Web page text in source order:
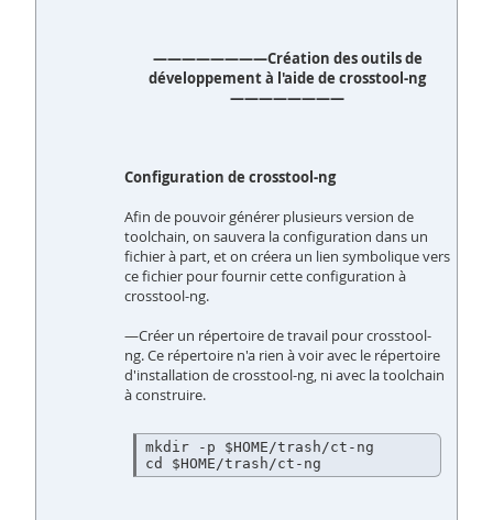
————————Création des outils de
développement à l'aide de crosstool-ng
————————
Configuration de crosstool-ng
Afin de pouvoir générer plusieurs version de
toolchain, on sauvera la configuration dans un
fichier à part, et on créera un lien symbolique vers
ce fichier pour fournir cette configuration à
crosstool-ng.
—Créer un répertoire de travail pour crosstool-
ng. Ce répertoire n'a rien à voir avec le répertoire
d'installation de crosstool-ng, ni avec la toolchain
à construire.
mkdir -p $HOME/trash/ct-ng
cd $HOME/trash/ct-ng